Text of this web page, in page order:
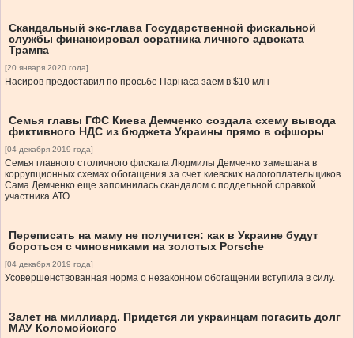
Скандальный экс-глава Государственной фискальной
службы финансировал соратника личного адвоката
Трампа
[20 января 2020 года]
Насиров предоставил по просьбе Парнаса заем в $10 млн
Семья главы ГФС Киева Демченко создала схему вывода
фиктивного НДС из бюджета Украины прямо в офшоры
[04 декабря 2019 года]
Семья главного столичного фискала Людмилы Демченко замешана в
коррупционных схемах обогащения за счет киевских налогоплательщиков.
Сама Демченко еще запомнилась скандалом с поддельной справкой
участника АТО.
Переписать на маму не получится: как в Украине будут
бороться с чиновниками на золотых Porsche
[04 декабря 2019 года]
Усовершенствованная норма о незаконном обогащении вступила в силу.
Залет на миллиард. Придется ли украинцам погасить долг
МАУ Коломойского